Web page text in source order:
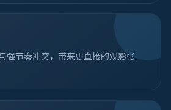
强节奏冲突，带来更直接的观影张